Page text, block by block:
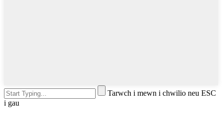
Tarwch i mewn i chwilio neu ESC
i gau